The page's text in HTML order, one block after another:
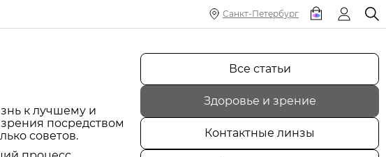
Санкт-Петербург
к лучшему и
посредством
советов.
Все статьи
Здоровье и зрение
Контактные линзы